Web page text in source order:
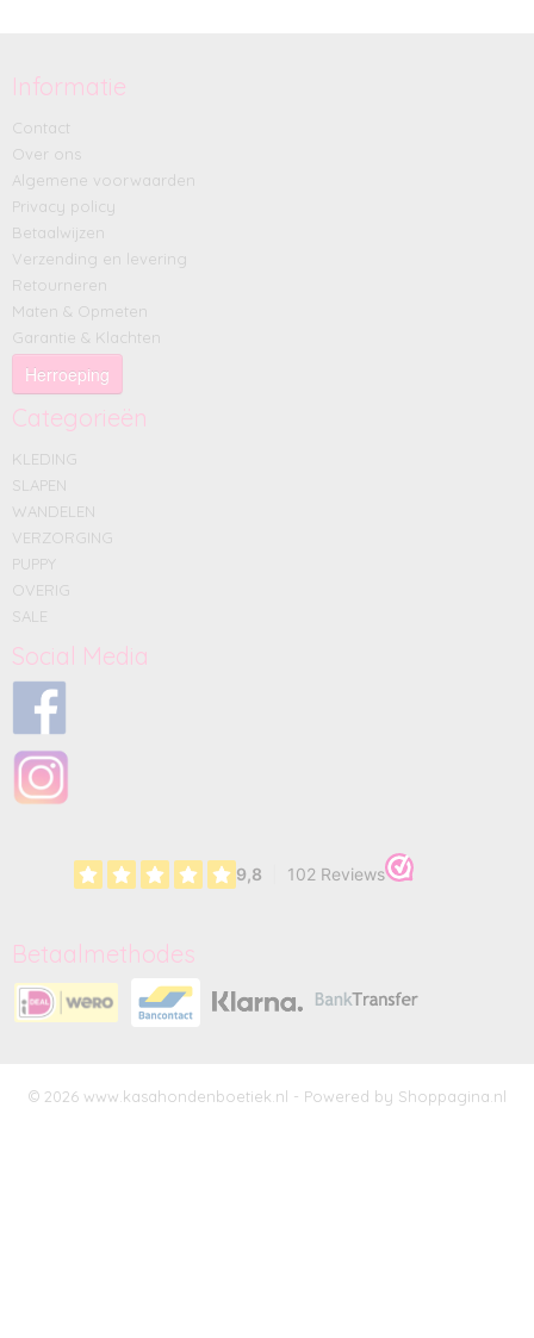
Informatie
Contact
Over ons
Algemene voorwaarden
Privacy policy
Betaalwijzen
Verzending en levering
Retourneren
Maten & Opmeten
Garantie & Klachten
Herroeping
Categorieën
KLEDING
SLAPEN
WANDELEN
VERZORGING
PUPPY
OVERIG
SALE
Social Media
Betaalmethodes
© 2026 www.kasahondenboetiek.nl - Powered by Shoppagina.nl